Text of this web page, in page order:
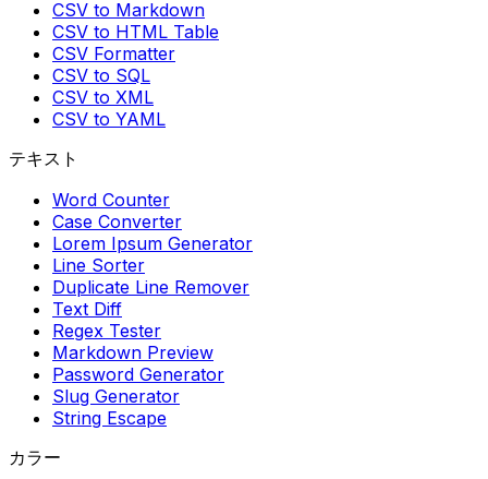
CSV to Markdown
CSV to HTML Table
CSV Formatter
CSV to SQL
CSV to XML
CSV to YAML
テキスト
Word Counter
Case Converter
Lorem Ipsum Generator
Line Sorter
Duplicate Line Remover
Text Diff
Regex Tester
Markdown Preview
Password Generator
Slug Generator
String Escape
カラー